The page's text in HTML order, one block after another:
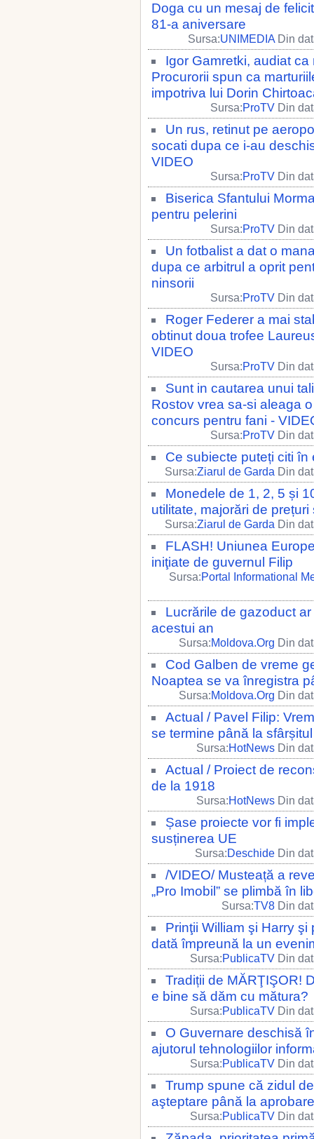
Doga cu un mesaj de
81-a aniversare
Sursa:UNIMEDIA Din
Igor Gamretki, audiat
Procurorii spun ca
impotriva lui Dorin
Sursa:ProTV Din
Un rus, retinut pe
socati dupa ce i-au
VIDEO
Sursa:ProTV Din
Biserica Sfantului
pentru pelerini
Sursa:ProTV Din
Un fotbalist a dat o
dupa ce arbitrul a oprit
ninsorii
Sursa:ProTV Din
Roger Federer a mai
obtinut doua trofee
VIDEO
Sursa:ProTV Din
Sunt in cautarea unui
Rostov vrea sa-si aleaga
concurs pentru fani -
Sursa:ProTV Din
Ce subiecte puteți citi în
Sursa:Ziarul de Garda Din
Monedele de 1, 2, 5 și
utilitate, majorări de
Sursa:Ziarul de Garda Din
FLASH! Uniunea
iniţiate de guvernul Filip
Sursa:Portal Informational
Lucrările de gazoduct
acestui an
Sursa:Moldova.Org Din
Cod Galben de vreme
Noaptea se va înregistra
Sursa:Moldova.Org Din
Actual / Pavel Filip:
se termine până la
Sursa:HotNews Din
Actual / Proiect de
de la 1918
Sursa:HotNews Din
Șase proiecte vor fi
susținerea UE
Sursa:Deschide Din
/VIDEO/ Musteață a
„Pro Imobil” se plimbă în
Sursa:TV8 Din
Prinţii William şi Harry
dată împreună la un
Sursa:PublicaTV Din
Tradiții de MĂRŢIŞOR!
e bine să dăm cu mătura?
Sursa:PublicaTV Din
O Guvernare deschisă
ajutorul tehnologiilor
Sursa:PublicaTV Din
Trump spune că zidul
aşteptare până la
Sursa:PublicaTV Din